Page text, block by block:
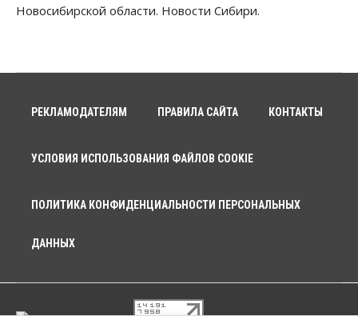
Новосибирской области. Новости Сибири.
РЕКЛАМОДАТЕЛЯМ ПРАВИЛА САЙТА КОНТАКТЫ
УСЛОВИЯ ИСПОЛЬЗОВАНИЯ ФАЙЛОВ COOKIE
ПОЛИТИКА КОНФИДЕНЦИАЛЬНОСТИ ПЕРСОНАЛЬНЫХ
ДАННЫХ